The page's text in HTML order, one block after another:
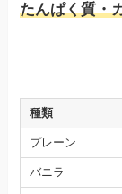
たんぱく質・
種類
プレーン
バニラ